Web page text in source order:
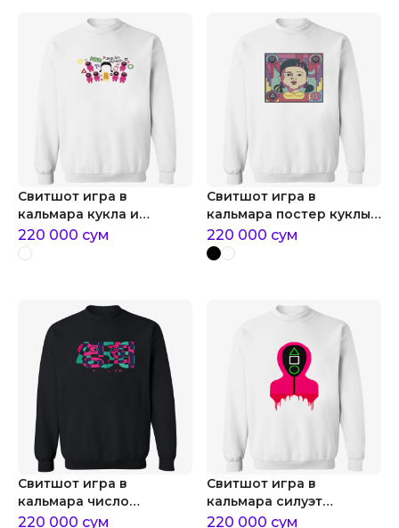
Свитшот игра в
кальмара кукла и
охранники
220 000 сум
Свитшот игра в
кальмара постер куклы
ён хи
220 000 сум
Свитшот игра в
кальмара число
участника
220 000 сум
Свитшот игра в
кальмара силуэт
охранника
220 000 сум